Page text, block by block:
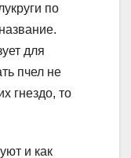
по
для
пчел не
гнездо, то